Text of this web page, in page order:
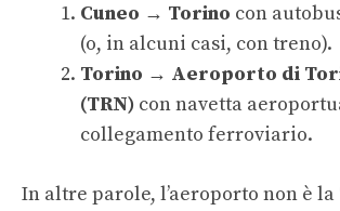
Cuneo → Torino con
(o, in alcuni casi, con treno).
Torino → Aeroporto di
(TRN) con navetta
collegamento ferroviario.
In altre parole, l’aeroporto non è la